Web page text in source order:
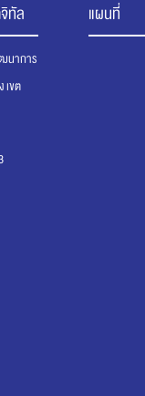
ทัล
นาการ
ขต
แผนที่